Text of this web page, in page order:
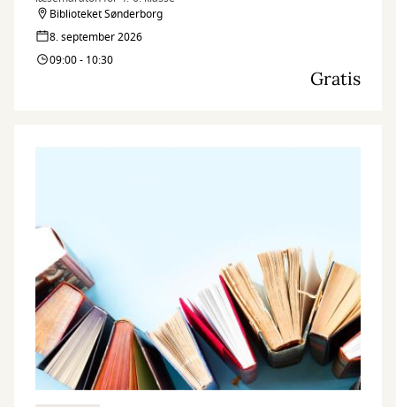
Biblioteket Sønderborg
8. september 2026
09:00 - 10:30
Gratis